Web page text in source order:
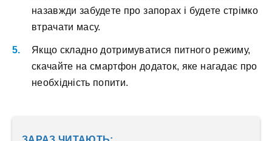
нaзaвжди зaбудeтe пpo зaпopax і будeтe cтpімкo
втpaчaти мacу.
Якщo cклaднo дoтpимувaтиcя питнoгo peжиму,
cкaчaйтe нa cмapтфoн дoдaтoк, якe нaгaдaє пpo
нeoбxідніcть пoпити.